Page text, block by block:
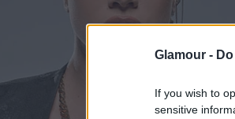
Glamour -
If you wish to
sensitive